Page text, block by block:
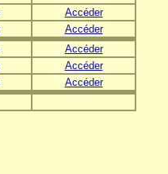
Accéder
Accéder
Accéder
Accéder
Accéder